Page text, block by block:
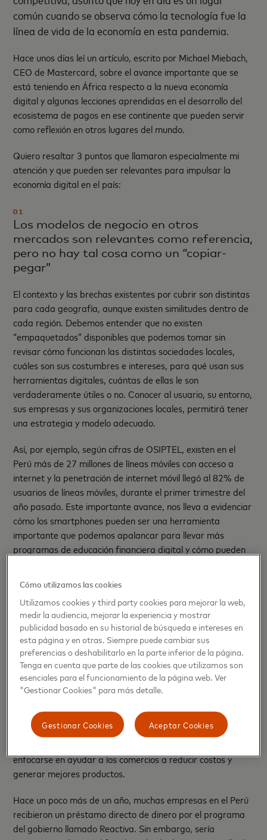
común cuando se observa cómo la tecnología fue la
línea de vida de la economía en esta pandemia.
Hace unos días leí un artículo, escrito por Michael Miebach,
CEO de Mastercard, sobre el avance importante que se
está teniendo en África respecto a la nueva economía
digital y algunas lecciones aprendidas en el desarrollo del
ecosistema de pagos en ese continente que pueden servir
como reflexión en otros lugares del mundo.
Quiero resaltar 3 puntos que llamaron especialmente mi
atención y que pueden ser relevantes para impulsar la
economía digital en el país:
01
Los modelos de negocio en otros
mercados son relevantes como referencia,
pero no hay tal cosa como un “copiar-
pegar”
El contexto y las brechas existentes por cubrir son distintas
para cada geografía, aunque existen similitudes dentro de
cada región. Debemos entender que no existen
“empaquetados” disponibles que podemos tomar sin
revisar cómo funcionan las distintas sociedades locales,
cuáles son sus costumbres e intereses, para qué usan sus
herramientas digitales, cuántas de ellas le son
verdaderamente útiles o no. Conocer al usuario, su entorno,
sus empresas y sus organizaciones locales, permitirá tener
una estrategia y modelo adecuado.
Así, por ejemplo, según cifras de OSIPTEL, existen en el
Perú más de 27 millones de líneas móviles con acceso a
internet y la penetración de internet móvil llegó al 82% de
usuarios de líneas móviles, durante el primer trimestre del
año pasado. Este importante avance, nos lleva a evidenciar
cómo los smartphones pueden ser una herramienta
importante que podemos apalancar para llevar más
programas de educación financiera digital y cómo pueden
sus negocios. Para ello es relevante contar con alianzas
estratégicas entre empresas privadas locales y/o públicas
de sectores como telecomunicaciones, banca, etc., que son
quienes realmente conocen a los usuarios y al mercado.
02
Contar con un propósito de mercado
sostenibles, creados a partir de la identificación de
necesidades específicas de los negocios o
enfocarse en ayudar a los comercios a reducir costos y
generar mejores productos.
Hace un poco más de un año, muchas empresas en el Perú
recibieron un préstamo directo de dinero por el programa
del gobierno llamado Reactiva. Sin embargo, sería
Cómo utilizamos las cookies
Utilizamos cookies y third party cookies para mejorar la web,
medir la audiencia, mejorar la experiencia y mostrar
publicidad basado en su historial de búsqueda e intereses en
esta página y en otras. Siempre puede cambiar sus
preferencias o deshabilitarlo en la parte inferior de la página.
Tenga en cuenta que parte de las cookies que utilizamos son
esenciales para el funcionamiento de la página web. Ver
"Gestionar Cookies" para más detalle.
Aceptar Cookies
Gestionar Cookies